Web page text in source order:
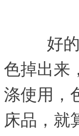
好
色掉出来
涤使用，
床品，就